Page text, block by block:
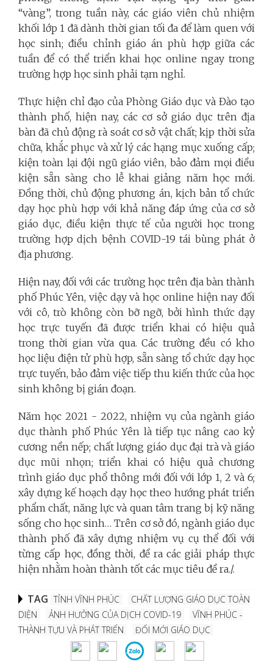
“vàng”, trong tuần này, các giáo viên chủ nhiệm
khối lớp 1 đã dành thời gian tối đa để làm quen với
học sinh; điều chỉnh giáo án phù hợp giữa các
tuần để có thể triển khai học online ngay trong
trường hợp học sinh phải tạm nghỉ.
Thực hiện chỉ đạo của Phòng Giáo dục và Đào tạo
thành phố, hiện nay, các cơ sở giáo dục trên địa
bàn đã chủ động rà soát cơ sở vật chất; kịp thời sửa
chữa, khắc phục và xử lý các hạng mục xuống cấp;
kiện toàn lại đội ngũ giáo viên, bảo đảm mọi điều
kiện sẵn sàng cho lễ khai giảng năm học mới.
Đồng thời, chủ động phương án, kịch bản tổ chức
dạy học phù hợp với khả năng đáp ứng của cơ sở
giáo dục, điều kiện thực tế của người học trong
trường hợp dịch bệnh COVID-19 tái bùng phát ở
địa phương.
Hiện nay, đối với các trường học trên địa bàn thành
phố Phúc Yên, việc dạy và học online hiện nay đối
với cô, trò không còn bỡ ngỡ, bởi hình thức dạy
học trực tuyến đã được triển khai có hiệu quả
trong thời gian vừa qua. Các trường đều có kho
học liệu điện tử phù hợp, sẵn sàng tổ chức dạy học
trực tuyến, bảo đảm việc tiếp thu kiến thức của học
sinh không bị gián đoạn.
Năm học 2021 - 2022, nhiệm vụ của ngành giáo
dục thành phố Phúc Yên là tiếp tục nâng cao kỷ
cương nền nếp; chất lượng giáo dục đại trà và giáo
dục mũi nhọn; triển khai có hiệu quả chương
trình giáo dục phổ thông mới đối với lớp 1, 2 và 6;
xây dựng kế hoạch dạy học theo hướng phát triển
phẩm chất, năng lực và quan tâm trang bị kỹ năng
sống cho học sinh… Trên cơ sở đó, ngành giáo dục
thành phố đã xây dựng nhiệm vụ cụ thể đối với
từng cấp học, đồng thời, đề ra các giải pháp thực
hiện nhằm hoàn thành tốt các mục tiêu đề ra./.
TAG TỈNH VĨNH PHÚC
CHẤT LƯỢNG GIÁO DỤC TOÀN
DIỆN
ẢNH HƯỞNG CỦA DỊCH COVID-19
VĨNH PHÚC -
THÀNH TỰU VÀ PHÁT TRIỂN
ĐỔI MỚI GIÁO DỤC